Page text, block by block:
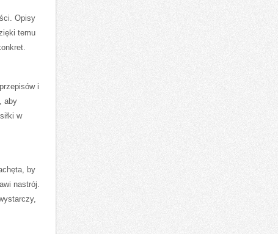
Opisy
temu
i
aby
w
by
nastrój.